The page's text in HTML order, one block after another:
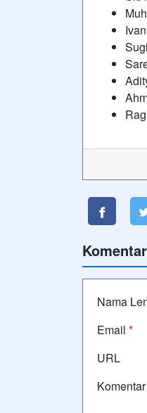
Nama
Email *
URL
Komentar